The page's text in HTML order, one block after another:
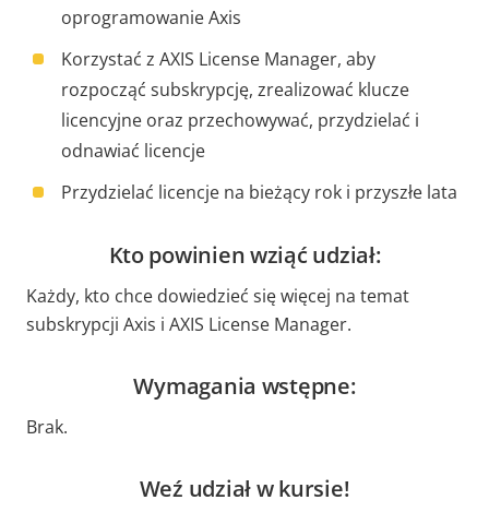
oprogramowanie Axis
Korzystać z AXIS License Manager, aby
rozpocząć subskrypcję, zrealizować klucze
licencyjne oraz przechowywać, przydzielać i
odnawiać licencje
Przydzielać licencje na bieżący rok i przyszłe lata
Kto powinien wziąć udział:
Każdy, kto chce dowiedzieć się więcej na temat
subskrypcji Axis i AXIS License Manager.
Wymagania wstępne:
Brak.
Weź udział w kursie!